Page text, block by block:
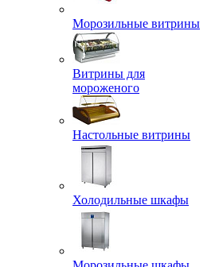
Морозильные витрины
Витрины для
мороженого
Настольные витрины
Холодильные шкафы